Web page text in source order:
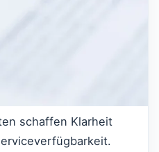
schaffen Klarheit